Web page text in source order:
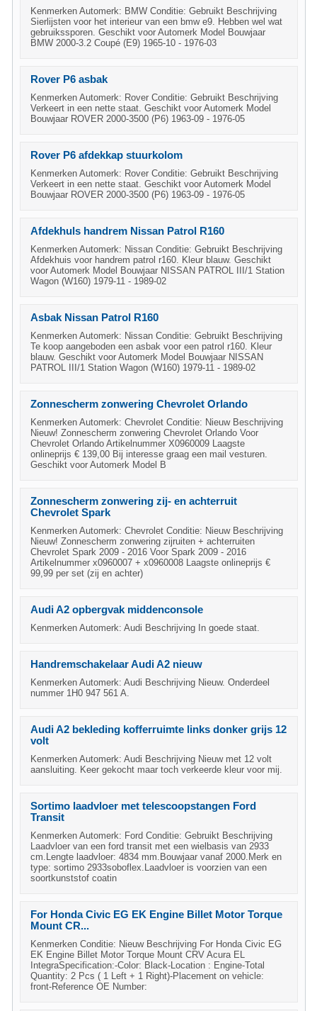
Kenmerken Automerk: BMW Conditie: Gebruikt Beschrijving
Sierlijsten voor het interieur van een bmw e9. Hebben wel wat
gebruikssporen. Geschikt voor Automerk Model Bouwjaar
BMW 2000-3.2 Coupé (E9) 1965-10 - 1976-03
Rover P6 asbak
Kenmerken Automerk: Rover Conditie: Gebruikt Beschrijving
Verkeert in een nette staat. Geschikt voor Automerk Model
Bouwjaar ROVER 2000-3500 (P6) 1963-09 - 1976-05
Rover P6 afdekkap stuurkolom
Kenmerken Automerk: Rover Conditie: Gebruikt Beschrijving
Verkeert in een nette staat. Geschikt voor Automerk Model
Bouwjaar ROVER 2000-3500 (P6) 1963-09 - 1976-05
Afdekhuls handrem Nissan Patrol R160
Kenmerken Automerk: Nissan Conditie: Gebruikt Beschrijving
Afdekhuis voor handrem patrol r160. Kleur blauw. Geschikt
voor Automerk Model Bouwjaar NISSAN PATROL III/1 Station
Wagon (W160) 1979-11 - 1989-02
Asbak Nissan Patrol R160
Kenmerken Automerk: Nissan Conditie: Gebruikt Beschrijving
Te koop aangeboden een asbak voor een patrol r160. Kleur
blauw. Geschikt voor Automerk Model Bouwjaar NISSAN
PATROL III/1 Station Wagon (W160) 1979-11 - 1989-02
Zonnescherm zonwering Chevrolet Orlando
Kenmerken Automerk: Chevrolet Conditie: Nieuw Beschrijving
Nieuw! Zonnescherm zonwering Chevrolet Orlando Voor
Chevrolet Orlando Artikelnummer X0960009 Laagste
onlineprijs € 139,00 Bij interesse graag een mail vesturen.
Geschikt voor Automerk Model B
Zonnescherm zonwering zij- en achterruit
Chevrolet Spark
Kenmerken Automerk: Chevrolet Conditie: Nieuw Beschrijving
Nieuw! Zonnescherm zonwering zijruiten + achterruiten
Chevrolet Spark 2009 - 2016 Voor Spark 2009 - 2016
Artikelnummer x0960007 + x0960008 Laagste onlineprijs €
99,99 per set (zij en achter)
Audi A2 opbergvak middenconsole
Kenmerken Automerk: Audi Beschrijving In goede staat.
Handremschakelaar Audi A2 nieuw
Kenmerken Automerk: Audi Beschrijving Nieuw. Onderdeel
nummer 1H0 947 561 A.
Audi A2 bekleding kofferruimte links donker grijs 12
volt
Kenmerken Automerk: Audi Beschrijving Nieuw met 12 volt
aansluiting. Keer gekocht maar toch verkeerde kleur voor mij.
Sortimo laadvloer met telescoopstangen Ford
Transit
Kenmerken Automerk: Ford Conditie: Gebruikt Beschrijving
Laadvloer van een ford transit met een wielbasis van 2933
cm.Lengte laadvloer: 4834 mm.Bouwjaar vanaf 2000.Merk en
type: sortimo 2933soboflex.Laadvloer is voorzien van een
soortkunststof coatin
For Honda Civic EG EK Engine Billet Motor Torque
Mount CR...
Kenmerken Conditie: Nieuw Beschrijving For Honda Civic EG
EK Engine Billet Motor Torque Mount CRV Acura EL
IntegraSpecification:-Color: Black-Location : Engine-Total
Quantity: 2 Pcs ( 1 Left + 1 Right)-Placement on vehicle:
front-Reference OE Number: